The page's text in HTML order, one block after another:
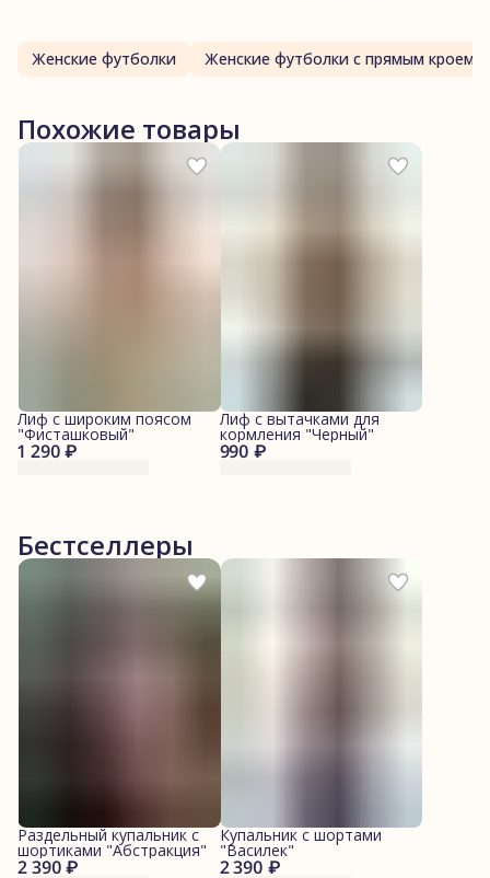
Женские футболки Женские футболки с прямым кроем
Похожие товары
1 290 ₽
Лиф с широким поясом
"Фисташковый"
990 ₽
Лиф с вытачками для
кормления "Черный"
Бестселлеры
2 390 ₽
Раздельный купальник с
шортиками "Абстракция"
2 390 ₽
Купальник с шортами
"Василек"